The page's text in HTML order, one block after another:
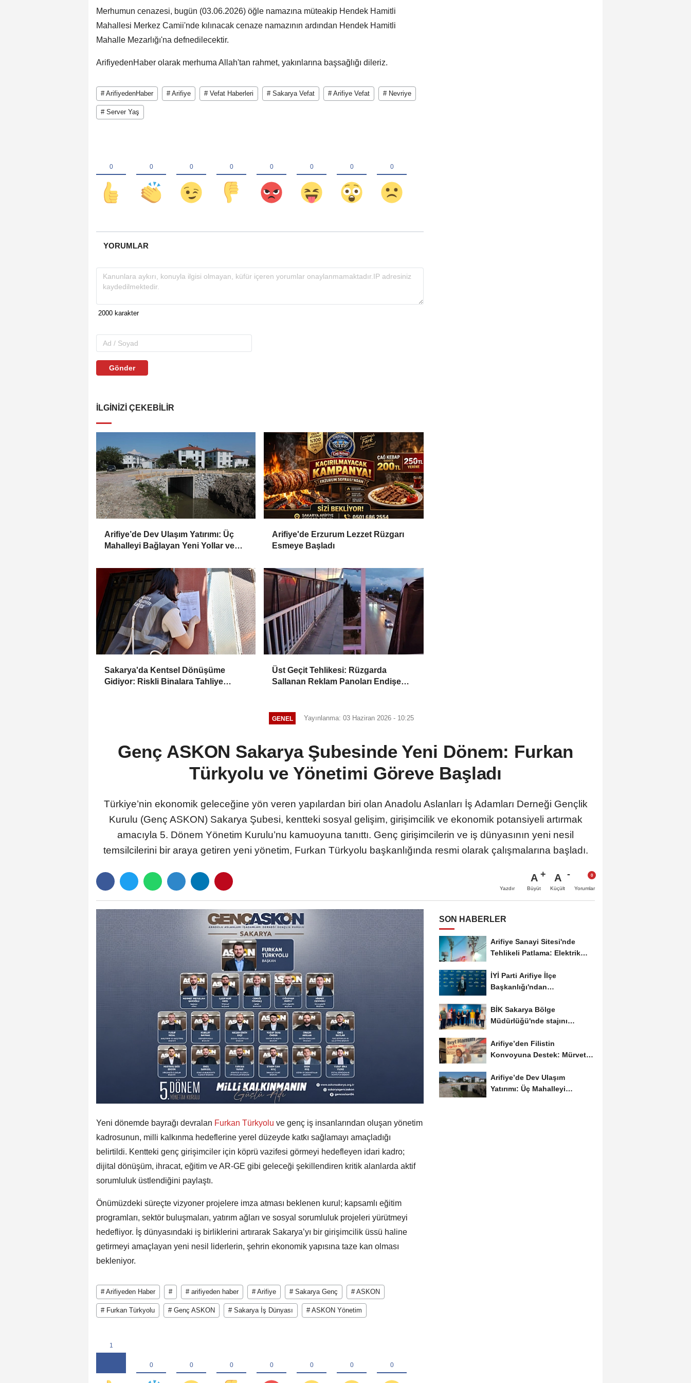
Merhumun cenazesi, bugün (03.06.2026) öğle namazına müteakip Hendek Hamitli
Mahallesi Merkez Camii'nde kılınacak cenaze namazının ardından Hendek Hamitli
Mahalle Mezarlığı'na defnedilecektir.
ArifiyedenHaber olarak merhuma Allah'tan rahmet, yakınlarına başsağlığı dileriz.
# ArifiyedenHaber # Arifiye # Vefat Haberleri # Sakarya Vefat # Arifiye Vefat # Nevriye
# Server Yaş
YORUMLAR
Gönder
İLGINIZI ÇEKEBILIR
Arifiye’de Dev Ulaşım Yatırımı: Üç
Mahalleyi Bağlayan Yeni Yollar ve
Arifiye'de Erzurum Lezzet Rüzgarı
Esmeye Başladı
Sakarya'da Kentsel Dönüşüme
Gidiyor: Riskli Binalara Tahliye
Üst Geçit Tehlikesi: Rüzgarda
Sallanan Reklam Panoları Endişe
GENEL Yayınlanma: 03 Haziran 2026 - 10:25
Genç ASKON Sakarya Şubesinde Yeni Dönem: Furkan
Türkyolu ve Yönetimi Göreve Başladı
Türkiye’nin ekonomik geleceğine yön veren yapılardan biri olan Anadolu Aslanları İş Adamları Derneği Gençlik
Kurulu (Genç ASKON) Sakarya Şubesi, kentteki sosyal gelişim, girişimcilik ve ekonomik potansiyeli artırmak
amacıyla 5. Dönem Yönetim Kurulu’nu kamuoyuna tanıttı. Genç girişimcilerin ve iş dünyasının yeni nesil
temsilcilerini bir araya getiren yeni yönetim, Furkan Türkyolu başkanlığında resmi olarak çalışmalarına başladı.
Yazdır
A
Büyüt
A
Küçült Yorumlar
Yeni dönemde bayrağı devralan Furkan Türkyolu ve genç iş insanlarından oluşan yönetim
kadrosunun, milli kalkınma hedeflerine yerel düzeyde katkı sağlamayı amaçladığı
belirtildi. Kentteki genç girişimciler için köprü vazifesi görmeyi hedefleyen idari kadro;
dijital dönüşüm, ihracat, eğitim ve AR-GE gibi geleceği şekillendiren kritik alanlarda aktif
sorumluluk üstlendiğini paylaştı.
Önümüzdeki süreçte vizyoner projelere imza atması beklenen kurul; kapsamlı eğitim
programları, sektör buluşmaları, yatırım ağları ve sosyal sorumluluk projeleri yürütmeyi
hedefliyor. İş dünyasındaki iş birliklerini artırarak Sakarya’yı bir girişimcilik üssü haline
getirmeyi amaçlayan yeni nesil liderlerin, şehrin ekonomik yapısına taze kan olması
bekleniyor.
# Arifiyeden Haber # # arifiyeden haber # Arifiye # Sakarya Genç # ASKON
# Furkan Türkyolu # Genç ASKON # Sakarya İş Dünyası # ASKON Yönetim
SON HABERLER
Arifiye Sanayi Sitesi'nde
Tehlikeli Patlama: Elektrik
İYİ Parti Arifiye İlçe
Başkanlığı'ndan
BİK Sakarya Bölge
Müdürlüğü'nde stajını
Arifiye’den Filistin
Konvoyuna Destek: Mürvet
Arifiye’de Dev Ulaşım
Yatırımı: Üç Mahalleyi